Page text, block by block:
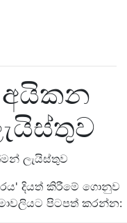
අයිකන
දියත් කිරීමේ ගොනුව
පිටපත් කරන්න: